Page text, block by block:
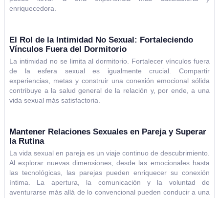
enriquecedora.
El Rol de la Intimidad No Sexual: Fortaleciendo
Vínculos Fuera del Dormitorio
La intimidad no se limita al dormitorio. Fortalecer vínculos fuera
de la esfera sexual es igualmente crucial. Compartir
experiencias, metas y construir una conexión emocional sólida
contribuye a la salud general de la relación y, por ende, a una
vida sexual más satisfactoria.
Mantener Relaciones Sexuales en Pareja y Superar
la Rutina
La vida sexual en pareja es un viaje continuo de descubrimiento.
Al explorar nuevas dimensiones, desde las emocionales hasta
las tecnológicas, las parejas pueden enriquecer su conexión
íntima. La apertura, la comunicación y la voluntad de
aventurarse más allá de lo convencional pueden conducir a una